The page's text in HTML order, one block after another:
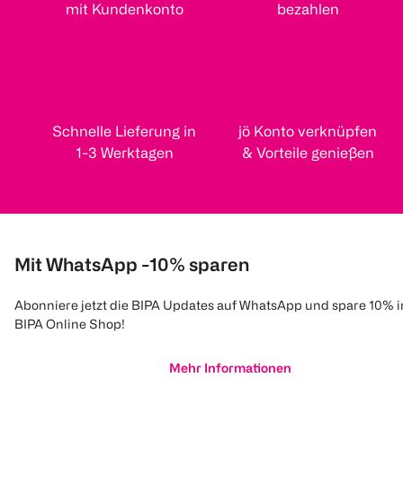
mit Kundenkonto
bezahlen
Schnelle Lieferung in
1-3 Werktagen
jö Konto verknüpfen
& Vorteile genießen
Mit WhatsApp -10% sparen
Abonniere jetzt die BIPA Updates auf WhatsApp und spare 10%
BIPA Online Shop!
Mehr Informationen